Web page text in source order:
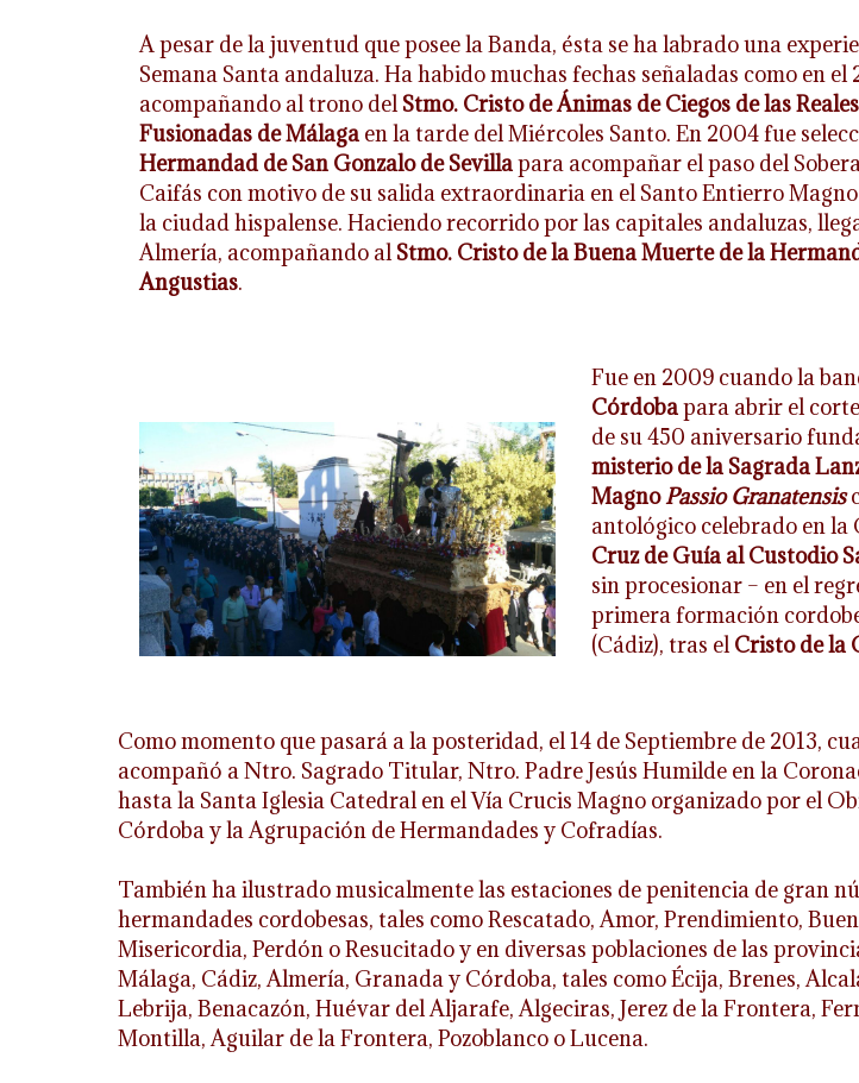
A pesar de la juventud que posee la Banda, ésta se ha labrado una
Semana Santa andaluza. Ha habido muchas fechas señaladas como en el
acompañando al trono del Stmo. Cristo de Ánimas de Ciegos de las
Fusionadas de Málaga en la tarde del Miércoles Santo. En 2004 fue
Hermandad de San Gonzalo de Sevillapara acompañar el paso del
Caifás con motivo de su salida extraordinaria en el Santo Entierro
la ciudad hispalense. Haciendo recorrido por las capitales andaluzas,
Almería, acompañando al Stmo. Cristo de la Buena Muerte de la
Angustias.
Fue en 2009 cuando la
Córdobapara abrir el
de su 450 aniversario
misterio de la Sagrada
MagnoPassio Granatensis
antológico celebrado en la
Cruz de Guía al Custodio
sin procesionar – en el
primera formación
(Cádiz), tras el Cristo de la
Como momento que pasará a la posteridad, el 14 de Septiembre de 2013,
acompañó a Ntro. Sagrado Titular, Ntro. Padre Jesús Humilde en la
hasta la Santa Iglesia Catedral en el Vía Crucis Magno organizado por el
Córdoba y la Agrupación de Hermandades y Cofradías.
También ha ilustrado musicalmente las estaciones de penitencia de gran
hermandades cordobesas, tales como Rescatado, Amor, Prendimiento, Buen
Misericordia, Perdón o Resucitado y en diversas poblaciones de las
Málaga, Cádiz, Almería, Granada y Córdoba, tales como Écija, Brenes,
Lebrija, Benacazón, Huévar del Aljarafe, Algeciras, Jerez de la Frontera,
Montilla, Aguilar de la Frontera, Pozoblanco o Lucena.